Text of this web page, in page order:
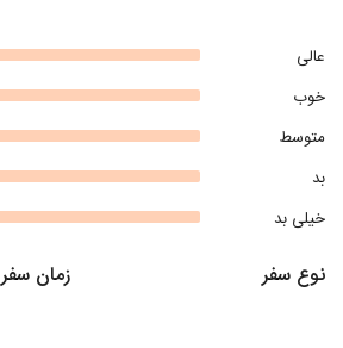
عالی
خوب
متوسط
بد
خیلی بد
زمان سفر نوع سفر